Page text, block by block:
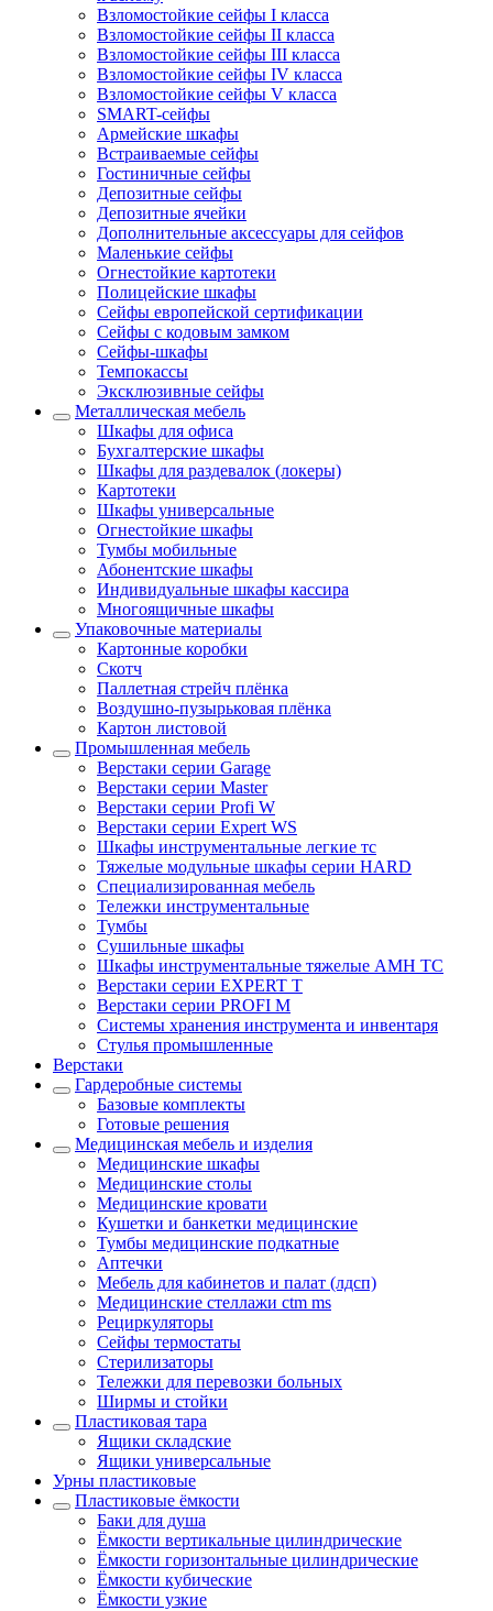
Взломостойкие сейфы I класса
Взломостойкие сейфы II класса
Взломостойкие сейфы III класса
Взломостойкие сейфы IV класса
Взломостойкие сейфы V класса
SMART-сейфы
Армейские шкафы
Встраиваемые сейфы
Гостиничные сейфы
Депозитные сейфы
Депозитные ячейки
Дополнительные аксессуары для сейфов
Маленькие сейфы
Огнестойкие картотеки
Полицейские шкафы
Сейфы европейской сертификации
Сейфы с кодовым замком
Сейфы-шкафы
Темпокассы
Эксклюзивные сейфы
Металлическая мебель
Шкафы для офиса
Бухгалтерские шкафы
Шкафы для раздевалок (локеры)
Картотеки
Шкафы универсальные
Огнестойкие шкафы
Тумбы мобильные
Абонентские шкафы
Индивидуальные шкафы кассира
Многоящичные шкафы
Упаковочные материалы
Картонные коробки
Скотч
Паллетная стрейч плёнка
Воздушно-пузырьковая плёнка
Картон листовой
Промышленная мебель
Верстаки серии Garage
Верстаки серии Master
Верстаки серии Profi W
Верстаки серии Expert WS
Шкафы инструментальные легкие тс
Тяжелые модульные шкафы серии HARD
Cпециализированная мебель
Тележки инструментальные
Тумбы
Cушильные шкафы
Шкафы инструментальные тяжелые AMH TC
Верстаки серии EXPERT T
Верстаки серии PROFI M
Системы хранения инструмента и инвентаря
Стулья промышленные
Верстаки
Гардеробные системы
Базовые комплекты
Готовые решения
Медицинская мебель и изделия
Медицинские шкафы
Медицинские столы
Медицинские кровати
Кушетки и банкетки медицинские
Тумбы медицинские подкатные
Аптечки
Мебель для кабинетов и палат (лдсп)
Медицинские стеллажи ctm ms
Рециркуляторы
Сейфы термостаты
Стерилизаторы
Тележки для перевозки больных
Ширмы и стойки
Пластиковая тара
Ящики складские
Ящики универсальные
Урны пластиковые
Пластиковые ёмкости
Баки для душа
Ёмкости вертикальные цилиндрические
Ёмкости горизонтальные цилиндрические
Ёмкости кубические
Ёмкости узкие